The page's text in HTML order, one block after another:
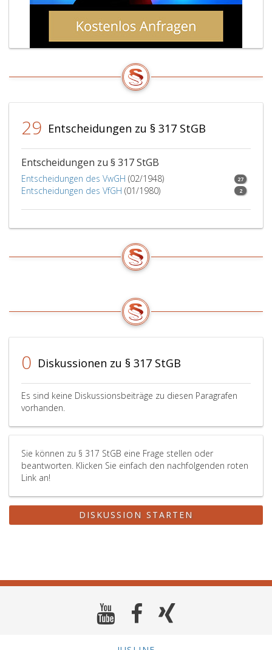
29 Entscheidungen zu § 317 StGB
Entscheidungen zu § 317 StGB
Entscheidungen des VwGH (02/1948) 27
Entscheidungen des VfGH (01/1980) 2
0 Diskussionen zu § 317 StGB
Es sind keine Diskussionsbeiträge zu diesen Paragrafen
vorhanden.
Sie können zu § 317 StGB eine Frage stellen oder
beantworten. Klicken Sie einfach den nachfolgenden roten
Link an!
DISKUSSION STARTEN